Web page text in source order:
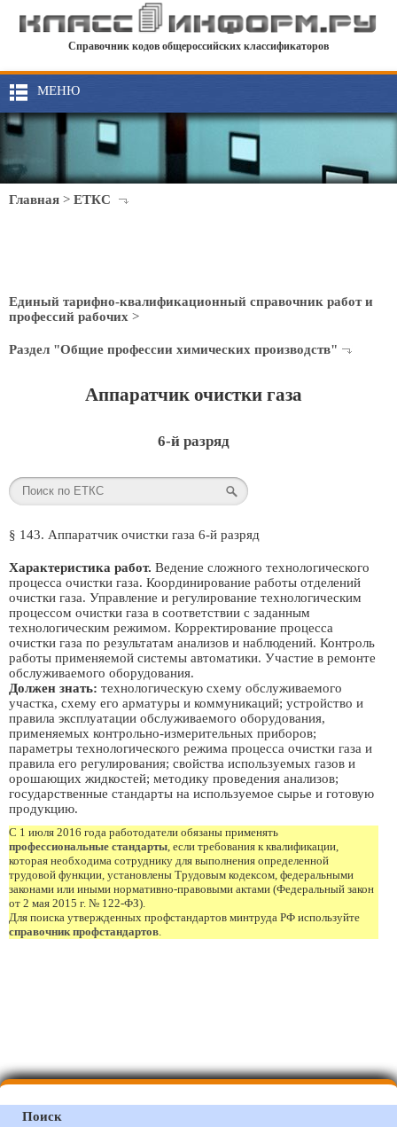
Справочник кодов общероссийских классификаторов
МЕНЮ
Главная > ЕТКС
Единый тарифно-квалификационный справочник работ и
профессий рабочих >
Раздел "Общие профессии химических производств"
Аппаратчик очистки газа
6-й разряд
§ 143. Аппаратчик очистки газа 6-й разряд
Характеристика работ. Ведение сложного технологического
процесса очистки газа. Координирование работы отделений
очистки газа. Управление и регулирование технологическим
процессом очистки газа в соответствии с заданным
технологическим режимом. Корректирование процесса
очистки газа по результатам анализов и наблюдений. Контроль
работы применяемой системы автоматики. Участие в ремонте
обслуживаемого оборудования.
Должен знать: технологическую схему обслуживаемого
участка, схему его арматуры и коммуникаций; устройство и
правила эксплуатации обслуживаемого оборудования,
применяемых контрольно-измерительных приборов;
параметры технологического режима процесса очистки газа и
правила его регулирования; свойства используемых газов и
орошающих жидкостей; методику проведения анализов;
государственные стандарты на используемое сырье и готовую
продукцию.
С 1 июля 2016 года работодатели обязаны применять
профессиональные стандарты, если требования к квалификации,
которая необходима сотруднику для выполнения определенной
трудовой функции, установлены Трудовым кодексом, федеральными
законами или иными нормативно-правовыми актами (Федеральный закон
от 2 мая 2015 г. № 122-ФЗ).
Для поиска утвержденных профстандартов минтруда РФ используйте
справочник профстандартов.
Поиск